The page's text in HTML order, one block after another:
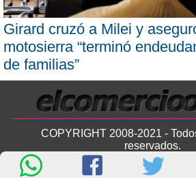
Girard cruzó a Milei y
motosierra “terminó
de familias”
COPYRIGHT 2008-2021 -
reservados.